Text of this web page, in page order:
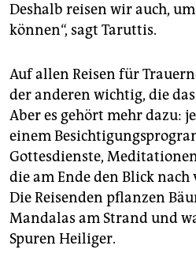
Deshalb reisen wir auch,
können“, sagt Taruttis.
Auf allen Reisen für
der anderen wichtig, die
Aber es gehört mehr dazu:
einem
Gottesdienste,
die am Ende den Blick
Die Reisenden pflanzen
Mandalas am Strand und
Spuren Heiliger.